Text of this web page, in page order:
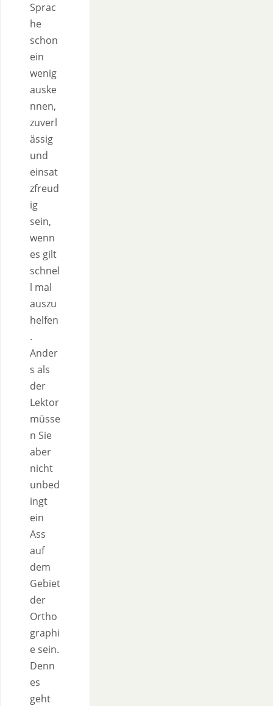
Sprac
he
schon
ein
wenig
auske
nnen,
zuverl
ässig
und
einsat
zfreud
ig
sein,
wenn
es gilt
schnel
l mal
auszu
helfen
.
Ander
s als
der
Lektor
müsse
n Sie
aber
nicht
unbed
ingt
ein
Ass
auf
dem
Gebiet
der
Ortho
graphi
e sein.
Denn
es
geht